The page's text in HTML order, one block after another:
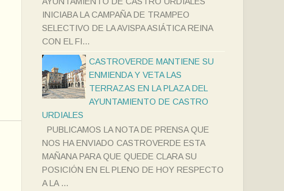
INICIABA LA CAMPAÑA DE TRAMPEO
SELECTIVO DE LA AVISPA ASIÁTICA REINA
CON EL FI...
CASTROVERDE MANTIENE SU
ENMIENDA Y VETA LAS
TERRAZAS EN LA PLAZA DEL
AYUNTAMIENTO DE CASTRO
URDIALES
PUBLICAMOS LA NOTA DE PRENSA QUE
NOS HA ENVIADO CASTROVERDE ESTA
MAÑANA PARA QUE QUEDE CLARA SU
POSICIÓN EN EL PLENO DE HOY RESPECTO
A LA ...